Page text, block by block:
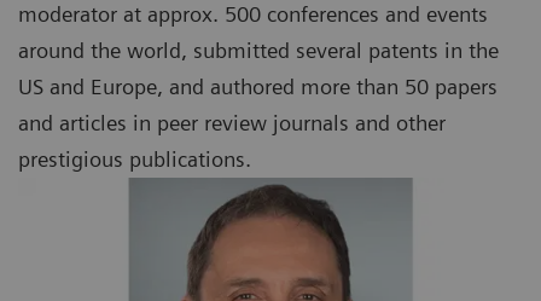
moderator at approx. 500 conferences and events
around the world, submitted several patents in the
US and Europe, and authored more than 50 papers
and articles in peer review journals and other
prestigious publications.